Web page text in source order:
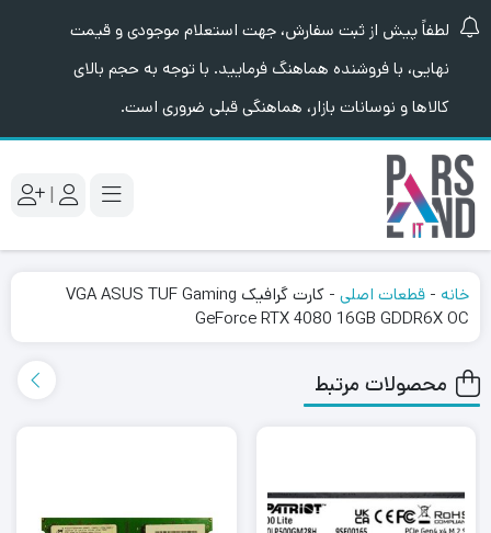
لطفاً پیش از ثبت سفارش، جهت استعلام موجودی و قیمت
نهایی، با فروشنده هماهنگ فرمایید. با توجه به حجم بالای
کالاها و نوسانات بازار، هماهنگی قبلی ضروری است.
|
خانه - قطعات اصلی -
کارت گرافیک VGA ASUS TUF Gaming
GeForce RTX 4080 16GB GDDR6X OC
محصولات مرتبط